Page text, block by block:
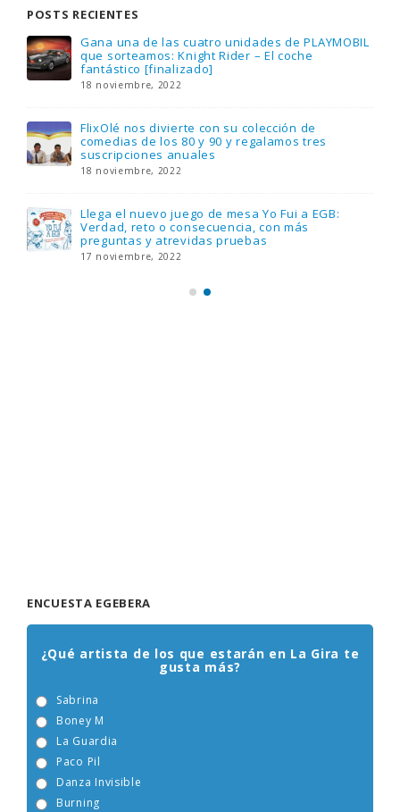
POSTS RECIENTES
Gana una de las cuatro unidades de PLAYMOBIL
que sorteamos: Knight Rider – El coche
fantástico [finalizado]
18 noviembre, 2022
FlixOlé nos divierte con su colección de
comedias de los 80 y 90 y regalamos tres
suscripciones anuales
18 noviembre, 2022
Llega el nuevo juego de mesa Yo Fui a EGB:
Verdad, reto o consecuencia, con más
preguntas y atrevidas pruebas
17 noviembre, 2022
ENCUESTA EGEBERA
¿Qué artista de los que estarán en La Gira te
gusta más?
Sabrina
Boney M
La Guardia
Paco Pil
Danza Invisible
Burning